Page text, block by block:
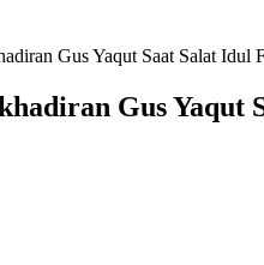
Gus Yaqut Saat Salat Idul
Gus